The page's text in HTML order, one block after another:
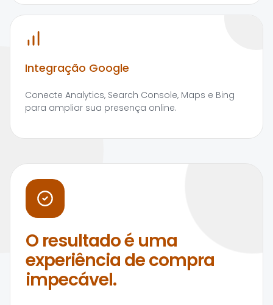
Integração Google
Conecte Analytics, Search Console, Maps e Bing
para ampliar sua presença online.
O resultado é uma
experiência de compra
impecável.